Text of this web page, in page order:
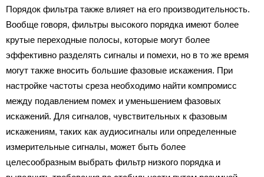
Порядок фильтра также влияет на его производительность.
Вообще говоря, фильтры высокого порядка имеют более
крутые переходные полосы, которые могут более
эффективно разделять сигналы и помехи, но в то же время
могут также вносить большие фазовые искажения. При
настройке частоты среза необходимо найти компромисс
между подавлением помех и уменьшением фазовых
искажений. Для сигналов, чувствительных к фазовым
искажениям, таких как аудиосигналы или определенные
измерительные сигналы, может быть более
целесообразным выбрать фильтр низкого порядка и